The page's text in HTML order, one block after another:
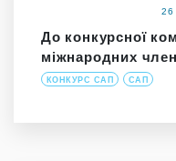
26
До конкурсної
міжнародних
КОНКУРС САП САП